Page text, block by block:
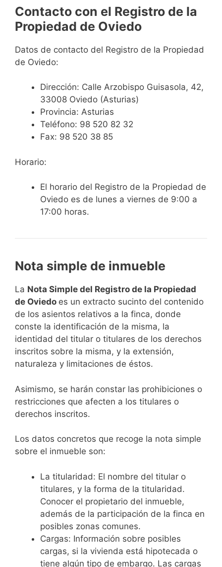
Contacto con el Registro de la
Propiedad de Oviedo
Datos de contacto del Registro de la Propiedad
de Oviedo:
Dirección: Calle Arzobispo Guisasola, 42,
33008 Oviedo (Asturias)
Provincia: Asturias
Teléfono: 98 520 82 32
Fax: 98 520 38 85
Horario:
El horario del Registro de la Propiedad de
Oviedo es de lunes a viernes de 9:00 a
17:00 horas.
Nota simple de inmueble
La Nota Simple del Registro de la Propiedad
de Oviedo es un extracto sucinto del contenido
de los asientos relativos a la finca, donde
conste la identificación de la misma, la
identidad del titular o titulares de los derechos
inscritos sobre la misma, y la extensión,
naturaleza y limitaciones de éstos.
Asimismo, se harán constar las prohibiciones o
restricciones que afecten a los titulares o
derechos inscritos.
Los datos concretos que recoge la nota simple
sobre el inmueble son:
La titularidad: El nombre del titular o
titulares, y la forma de la titularidad.
Conocer el propietario del inmueble,
además de la participación de la finca en
posibles zonas comunes.
Cargas: Información sobre posibles
cargas, si la vivienda está hipotecada o
tiene algún tipo de embargo. Las cargas